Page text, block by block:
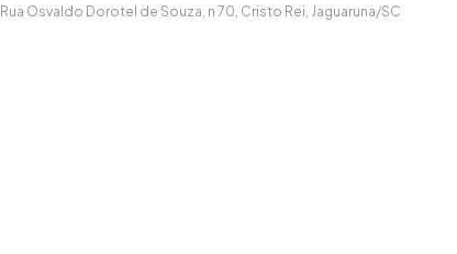
Rua Osvaldo Dorotel de Souza, n 70, Cristo Rei, Jaguaruna/SC